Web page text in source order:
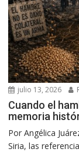
julio 13, 2026
Cuando el
memoria
Por Angélica
Siria, las